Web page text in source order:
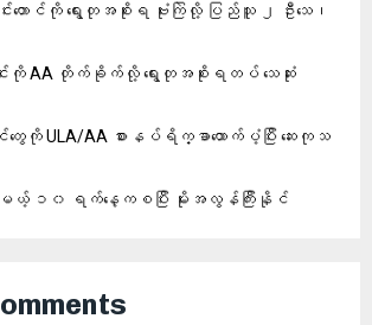
ောင်ကို ရွေးတုအစိုးရ ဗုံးကြဲလို့ ပြည်သူ ၂ ဦးသေ၊
င်းကို AA တိုက်ခိုက်လို့ ရွေးတုအစိုးရတပ် သေဆုံး
ေကို ULA/AA စားနပ်ရိက္ခာထောက်ပံ့ပြီး ဆေးကုသ
၁၀ ရက်နေ့ကစပြီး မိုးအလွန်ကြီးနိုင်